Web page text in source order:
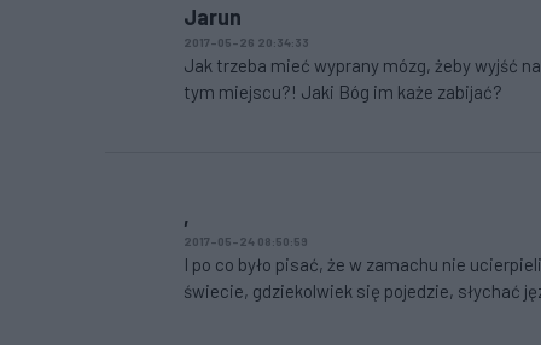
Jarun
2017-05-26 20:34:33
Jak trzeba mieć wyprany mózg, żeby wyjść
tym miejscu?! Jaki Bóg im każe zabijać?
,
2017-05-24 08:50:59
I po co było pisać, że w zamachu nie
świecie, gdziekolwiek się pojedzie, słychać